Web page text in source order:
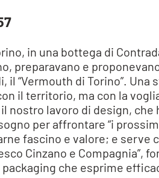
in una bottega di
preparavano e
il “Vermouth di Torino”.
il territorio, ma con la
nostro lavoro di design,
per affrontare “i
fascino e valore; e
Cinzano e Compagnia”,
che esprime